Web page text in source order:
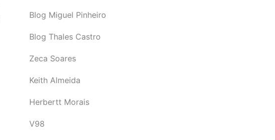
Blog Miguel Pinheiro
Blog Thales Castro
Zeca Soares
Keith Almeida
Herbertt Morais
V98